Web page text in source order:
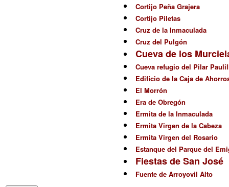
Cortijo Peña Grajera
Cortijo Piletas
Cruz de la Inmaculada
Cruz del Pulgón
Cueva de los
Cueva refugio del Pilar
Edificio de la Caja de
El Morrón
Era de Obregón
Ermita de la Inmaculada
Ermita Virgen de la Cabeza
Ermita Virgen del Rosario
Estanque del Parque del
Fiestas de San José
Fuente de Arroyovil Alto